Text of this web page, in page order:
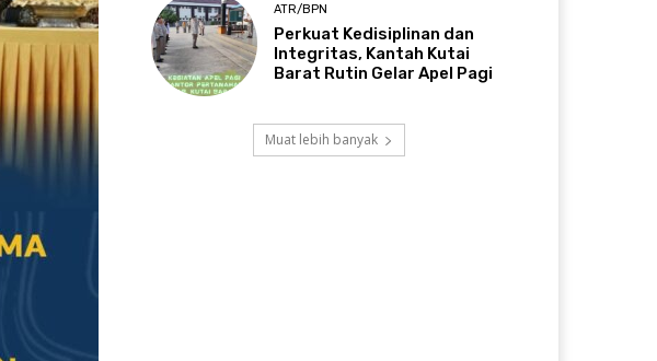
ATR/BPN
Perkuat Kedisiplinan dan
Integritas, Kantah Kutai
Barat Rutin Gelar Apel Pagi
Muat lebih banyak